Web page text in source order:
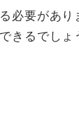
必要があり
きるでしょ